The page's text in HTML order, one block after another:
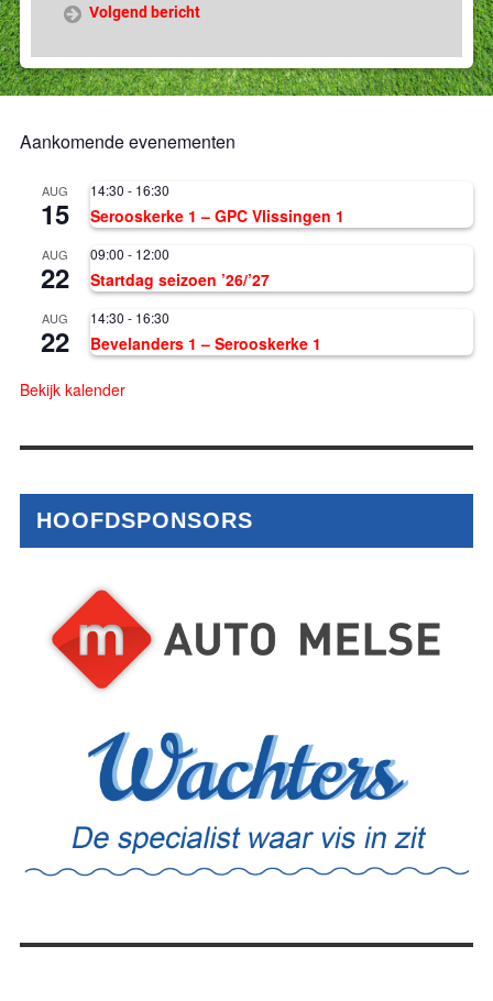
Volgend bericht
Aankomende evenementen
AUG
15
14:30 - 16:30
Serooskerke 1 – GPC Vlissingen 1
AUG
22
09:00 - 12:00
Startdag seizoen ’26/’27
AUG
22
14:30 - 16:30
Bevelanders 1 – Serooskerke 1
Bekijk kalender
HOOFDSPONSORS